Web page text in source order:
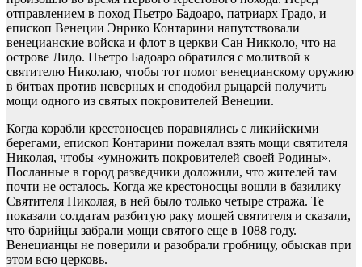
отправлением в поход Пьетро Бадоаро, патриарх Градо, и
епископ Венеции Энрико Контарини напутствовали
венецианские войска и флот в церкви Сан Никколо, что на
острове Лидо. Пьетро Бадоаро обратился с молитвой к
святителю Николаю, чтобы тот помог венецианскому оружию
в битвах против неверных и сподобил рыцарей получить
мощи одного из святых покровителей Венеции.
Когда корабли крестоносцев поравнялись с ликийскими
берегами, епископ Контарини пожелал взять мощи святителя
Николая, чтобы «умножить покровителей своей Родины».
Посланные в город разведчики доложили, что жителей там
почти не осталось. Когда же крестоносцы вошли в базилику
Святителя Николая, в ней было только четыре стража. Те
показали солдатам разбитую раку мощей святителя и сказали,
что барийцы забрали мощи святого еще в 1088 году.
Венецианцы не поверили и разобрали гробницу, обыскав при
этом всю церковь.